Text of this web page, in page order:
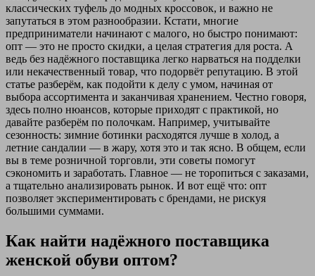
классических туфель до модных кроссовок, и важно не
запутаться в этом разнообразии. Кстати, многие
предприниматели начинают с малого, но быстро понимают:
опт — это не просто скидки, а целая стратегия для роста. А
ведь без надёжного поставщика легко нарваться на подделки
или некачественный товар, что подорвёт репутацию. В этой
статье разберём, как подойти к делу с умом, начиная от
выбора ассортимента и заканчивая хранением. Честно говоря,
здесь полно нюансов, которые приходят с практикой, но
давайте разберём по полочкам. Например, учитывайте
сезонность: зимние ботинки расходятся лучше в холод, а
летние сандалии — в жару, хотя это и так ясно. В общем, если
вы в теме розничной торговли, эти советы помогут
сэкономить и заработать. Главное — не торопиться с заказами,
а тщательно анализировать рынок. И вот ещё что: опт
позволяет экспериментировать с брендами, не рискуя
большими суммами.
Как найти надёжного поставщика
женской обуви оптом?